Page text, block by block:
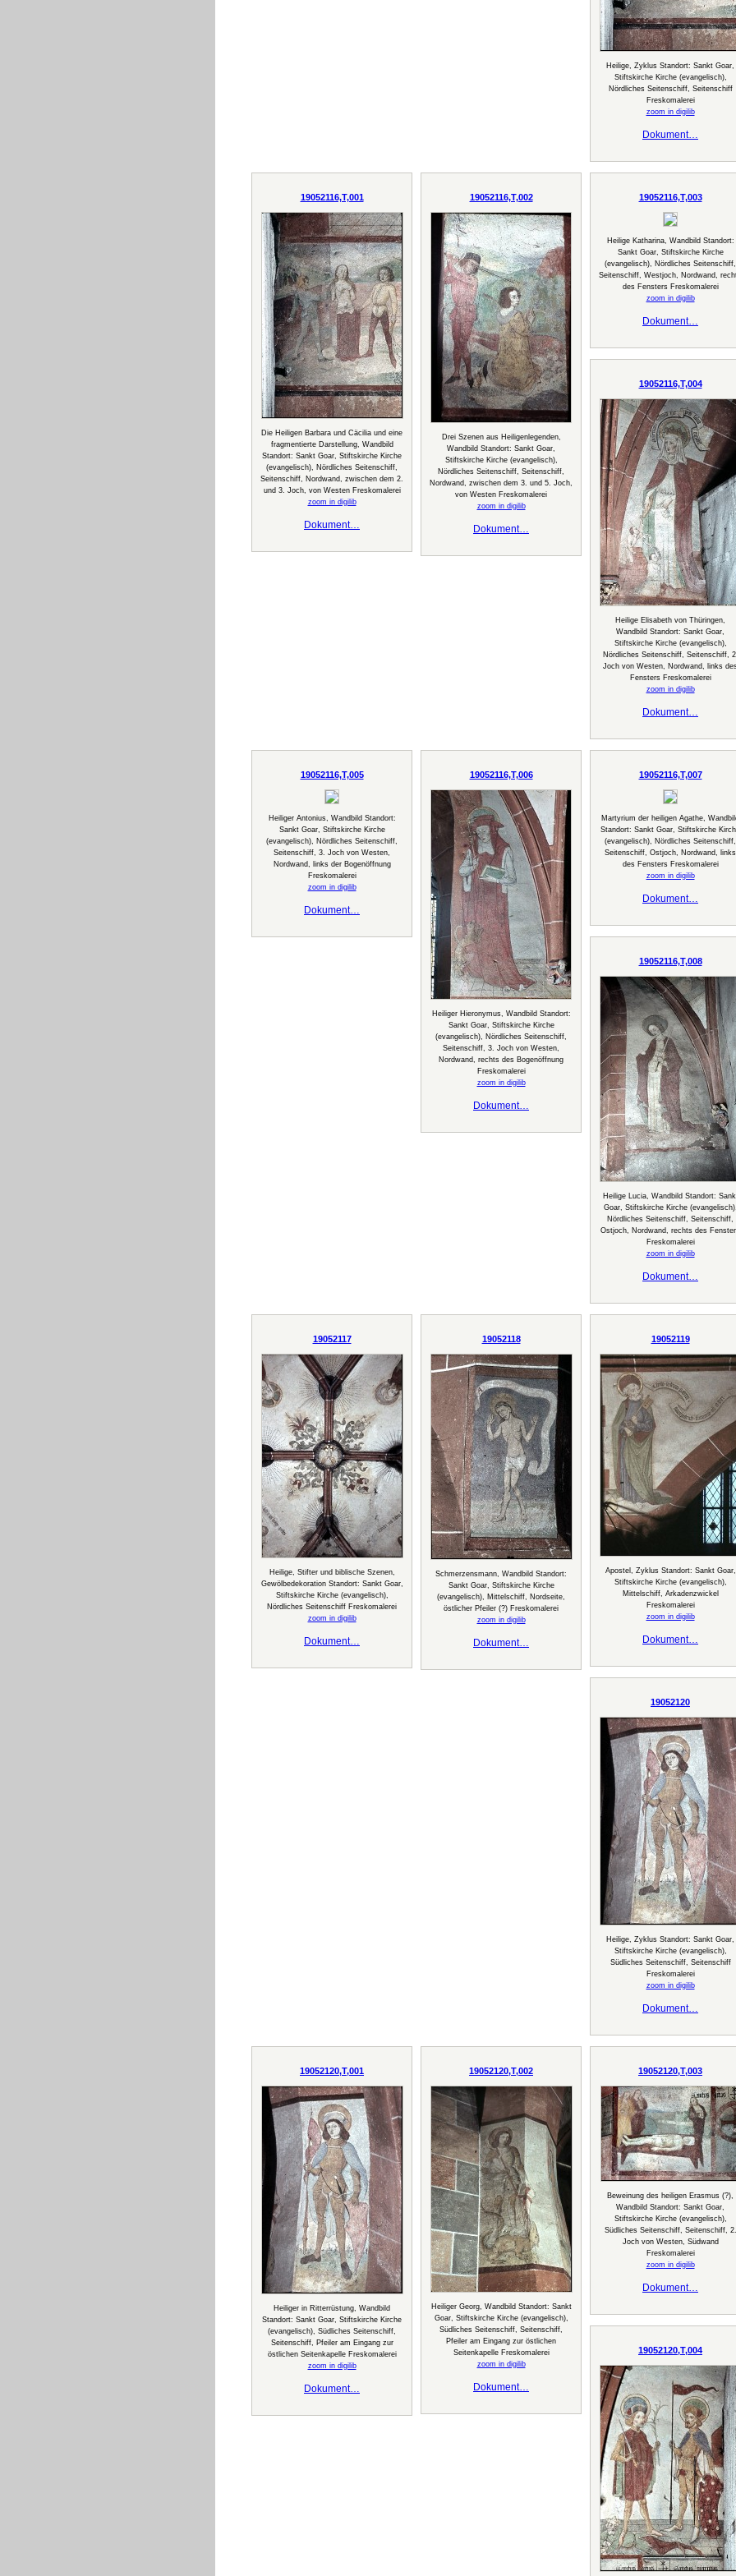
Heilige, Zyklus Standort: Sankt Goar,
Stiftskirche Kirche (evangelisch),
Nördliches Seitenschiff, Seitenschiff
Freskomalerei
zoom in digilib
Dokument…
19052116,T,001
Die Heiligen Barbara und Cäcilia und eine
fragmentierte Darstellung, Wandbild
Standort: Sankt Goar, Stiftskirche Kirche
(evangelisch), Nördliches Seitenschiff,
Seitenschiff, Nordwand, zwischen dem 2.
und 3. Joch, von Westen Freskomalerei
zoom in digilib
Dokument…
19052116,T,002
Drei Szenen aus Heiligenlegenden,
Wandbild Standort: Sankt Goar,
Stiftskirche Kirche (evangelisch),
Nördliches Seitenschiff, Seitenschiff,
Nordwand, zwischen dem 3. und 5. Joch,
von Westen Freskomalerei
zoom in digilib
Dokument…
19052116,T,003
Heilige Katharina, Wandbild Standort:
Sankt Goar, Stiftskirche Kirche
(evangelisch), Nördliches Seitenschiff,
Seitenschiff, Westjoch, Nordwand,
des Fensters Freskomalerei
zoom in digilib
Dokument…
19052116,T,004
Heilige Elisabeth von Thüringen,
Wandbild Standort: Sankt Goar,
Stiftskirche Kirche (evangelisch),
Nördliches Seitenschiff, Seitenschiff,
Joch von Westen, Nordwand, links
Fensters Freskomalerei
zoom in digilib
Dokument…
19052116,T,005
Heiliger Antonius, Wandbild Standort:
Sankt Goar, Stiftskirche Kirche
(evangelisch), Nördliches Seitenschiff,
Seitenschiff, 3. Joch von Westen,
Nordwand, links der Bogenöffnung
Freskomalerei
zoom in digilib
Dokument…
19052116,T,006
Heiliger Hieronymus, Wandbild Standort:
Sankt Goar, Stiftskirche Kirche
(evangelisch), Nördliches Seitenschiff,
Seitenschiff, 3. Joch von Westen,
Nordwand, rechts des Bogenöffnung
Freskomalerei
zoom in digilib
Dokument…
19052116,T,007
Martyrium der heiligen Agathe,
Standort: Sankt Goar, Stiftskirche
(evangelisch), Nördliches Seitenschiff,
Seitenschiff, Ostjoch, Nordwand, links
des Fensters Freskomalerei
zoom in digilib
Dokument…
19052116,T,008
Heilige Lucia, Wandbild Standort:
Goar, Stiftskirche Kirche
Nördliches Seitenschiff, Seitenschiff,
Ostjoch, Nordwand, rechts des
Freskomalerei
zoom in digilib
Dokument…
19052117
Heilige, Stifter und biblische Szenen,
Gewölbedekoration Standort: Sankt Goar,
Stiftskirche Kirche (evangelisch),
Nördliches Seitenschiff Freskomalerei
zoom in digilib
Dokument…
19052118
Schmerzensmann, Wandbild Standort:
Sankt Goar, Stiftskirche Kirche
(evangelisch), Mittelschiff, Nordseite,
östlicher Pfeiler (?) Freskomalerei
zoom in digilib
Dokument…
19052119
Apostel, Zyklus Standort: Sankt Goar,
Stiftskirche Kirche (evangelisch),
Mittelschiff, Arkadenzwickel
Freskomalerei
zoom in digilib
Dokument…
19052120
Heilige, Zyklus Standort: Sankt Goar,
Stiftskirche Kirche (evangelisch),
Südliches Seitenschiff, Seitenschiff
Freskomalerei
zoom in digilib
Dokument…
19052120,T,001
Heiliger in Ritterrüstung, Wandbild
Standort: Sankt Goar, Stiftskirche Kirche
(evangelisch), Südliches Seitenschiff,
Seitenschiff, Pfeiler am Eingang zur
östlichen Seitenkapelle Freskomalerei
zoom in digilib
Dokument…
19052120,T,002
Heiliger Georg, Wandbild Standort: Sankt
Goar, Stiftskirche Kirche (evangelisch),
Südliches Seitenschiff, Seitenschiff,
Pfeiler am Eingang zur östlichen
Seitenkapelle Freskomalerei
zoom in digilib
Dokument…
19052120,T,003
Beweinung des heiligen Erasmus (?),
Wandbild Standort: Sankt Goar,
Stiftskirche Kirche (evangelisch),
Südliches Seitenschiff, Seitenschiff, 2.
Joch von Westen, Südwand
Freskomalerei
zoom in digilib
Dokument…
19052120,T,004